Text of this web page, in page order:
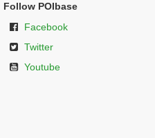
Follow POIbase
Facebook
Twitter
Youtube